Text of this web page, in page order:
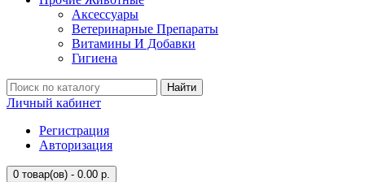
Аксессуары
Ветеринарные Препараты
Витамины И Добавки
Гигиена
Найти
Личный кабинет
Регистрация
Авторизация
0 товар(ов) - 0.00 р.